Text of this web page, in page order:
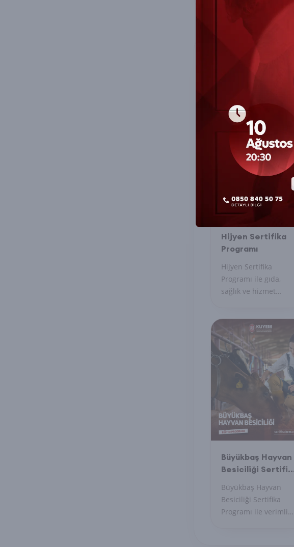
İlginizi
Hijyen Sertifika
Programı
Hijyen Sertifika
Programı ile gıda,
sağlık ve hizmet
Sertifikanızı alın,
güvenli çalışma
ortamı sağlayın.
Büyükbaş Hayvan
Besiciliği
Büyükbaş Hayvan
Besiciliği Sertifika
Programı ile verimli